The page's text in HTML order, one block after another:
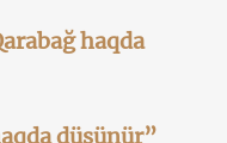
haqda
düşünür”